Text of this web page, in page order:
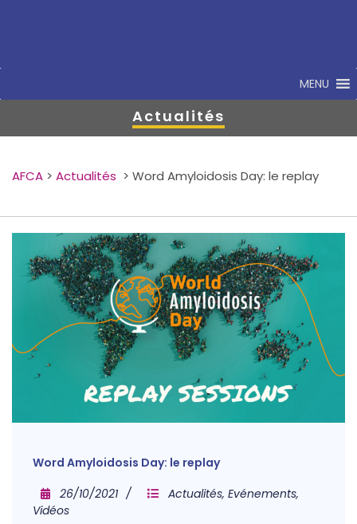
MENU
Actualités
AFCA > Actualités > Word Amyloidosis Day: le replay
Word Amyloidosis Day: le replay
26/10/2021
Actualités, Evénements,
Vidéos